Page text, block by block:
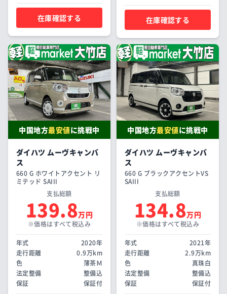
在庫確認する 在庫確認する
中国地方最安値に挑戦中
ダイハツ ムーヴキャンバ
ス
660 G ホワイトアクセント リ
ミテッド SAIII
支払総額
139.8万円
※価格はすべて税込み
年式
2020年
走行距離
0.9万km
色
薄茶Ｍ
法定整備
整備込
保証
保証付
中国地方最安値に挑戦中
ダイハツ ムーヴキャンバ
ス
660 G ブラックアクセントVS
SAIII
支払総額
134.8万円
※価格はすべて税込み
年式
2021年
走行距離
2.9万km
色
真珠白
法定整備
整備込
保証
保証付